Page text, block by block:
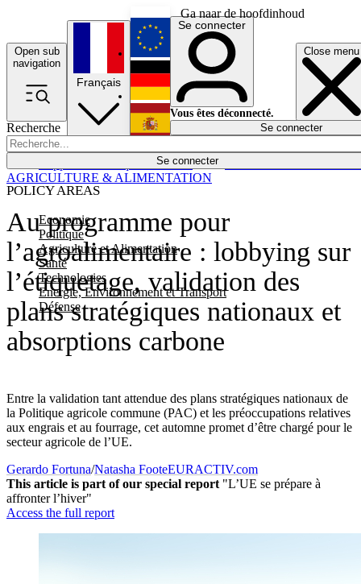
Ga naar de hoofdinhoud
Open sub
navigation
Close menu
Recherche
Se connecter
POLICY AREAS
Economie
Politique
Agriculture et Alimentation
Santé
Technologies
Energie, Environnement et Transport
Défense
Économie
Français
English
Deutsch
Español
Se connecter
Vous êtes déconnecté.
Se connecter
Au programme pour
l’agroalimentaire : lobbying sur
l’étiquetage, validation des
plans stratégiques nationaux et
absorptions carbone
Entre la validation tant attendue des plans stratégiques nationaux de
la Politique agricole commune (PAC) et les préoccupations relatives
aux engrais et au fourrage, cet automne promet d’être chargé pour le
secteur agricole de l’UE.
AGRICULTURE & ALIMENTATION
Gerardo Fortuna/Natasha FooteEURACTIV.com
This article is part of our special report "L’UE se prépare à
affronter l’hiver"
Access the full report